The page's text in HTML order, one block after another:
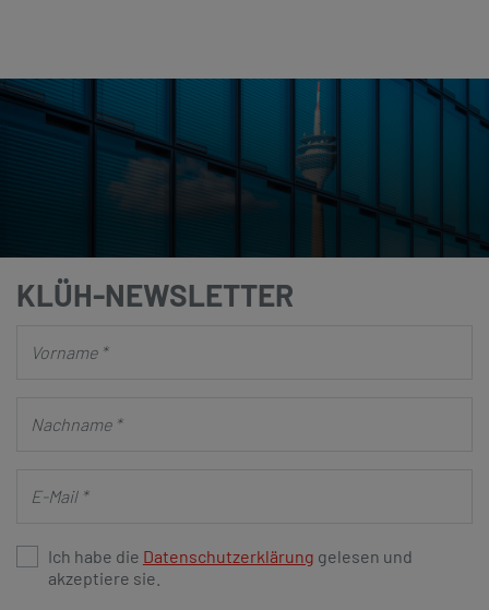
KLÜH-NEWSLETTER
Ich habe die Datenschutzerklärung gelesen und
akzeptiere sie.